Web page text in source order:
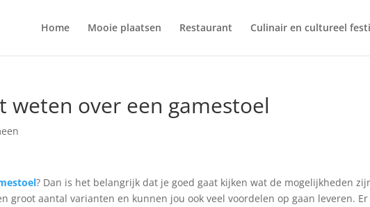
Home Mooie plaatsen Restaurant Culinair en cultureel
weten over een gamestoel
? Dan is het belangrijk dat je goed gaat kijken wat de mogelijkheden
groot aantal varianten en kunnen jou ook veel voordelen op gaan leveren. Er